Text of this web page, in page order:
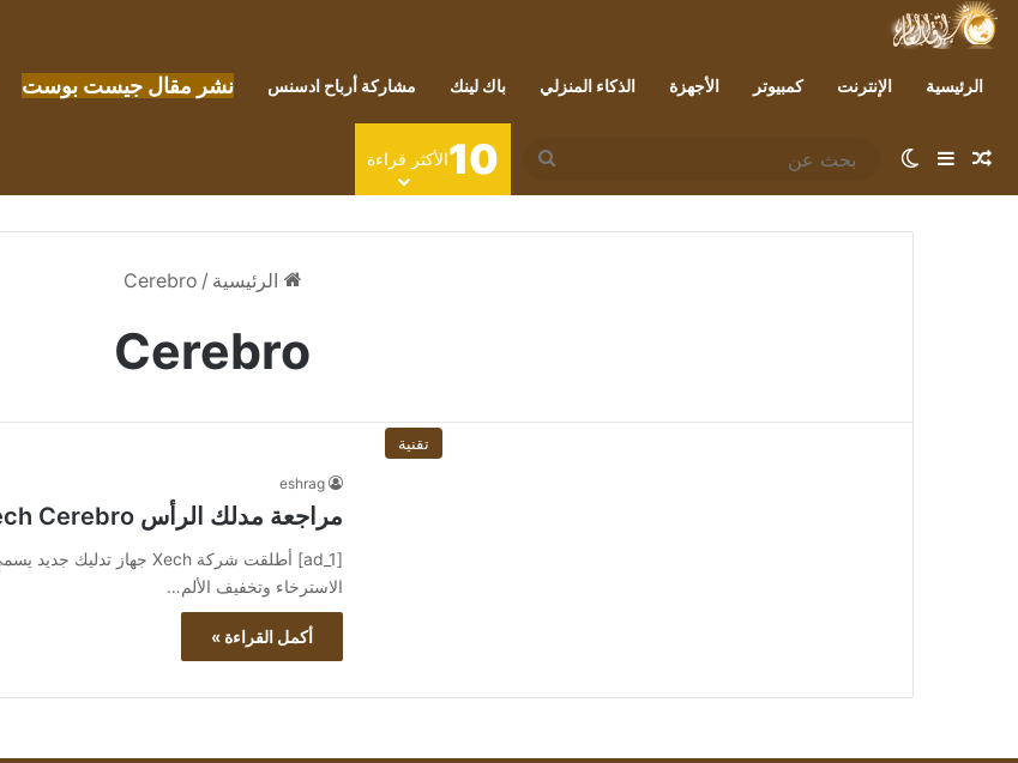
الرئيسية الإنترنت كمبيوتر الأجهزة الذكاء المنزلي باك لينك مشاركة أرباح ادسنس نشر مقال جيست بوست
مقال عشوائي
إضافة عمود جانبي
الوضع المظلم
بحث
عن
10الأكثر قراءة
الرئيسية /
Cerebro
Cerebro
تقنية
eshrag
مراجعة مدلك الرأس Xech Cerebro: هل يوفر هذا الاسترخاء الذي يعد به؟
الاسترخاء وتخفيف الألم…
أكمل القراءة »